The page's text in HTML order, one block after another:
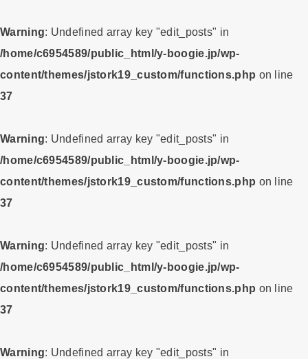
Warning: Undefined array key "edit_posts" in
/home/c6954589/public_html/y-boogie.jp/wp-
content/themes/jstork19_custom/functions.php on line
37
Warning: Undefined array key "edit_posts" in
/home/c6954589/public_html/y-boogie.jp/wp-
content/themes/jstork19_custom/functions.php on line
37
Warning: Undefined array key "edit_posts" in
/home/c6954589/public_html/y-boogie.jp/wp-
content/themes/jstork19_custom/functions.php on line
37
Warning: Undefined array key "edit_posts" in